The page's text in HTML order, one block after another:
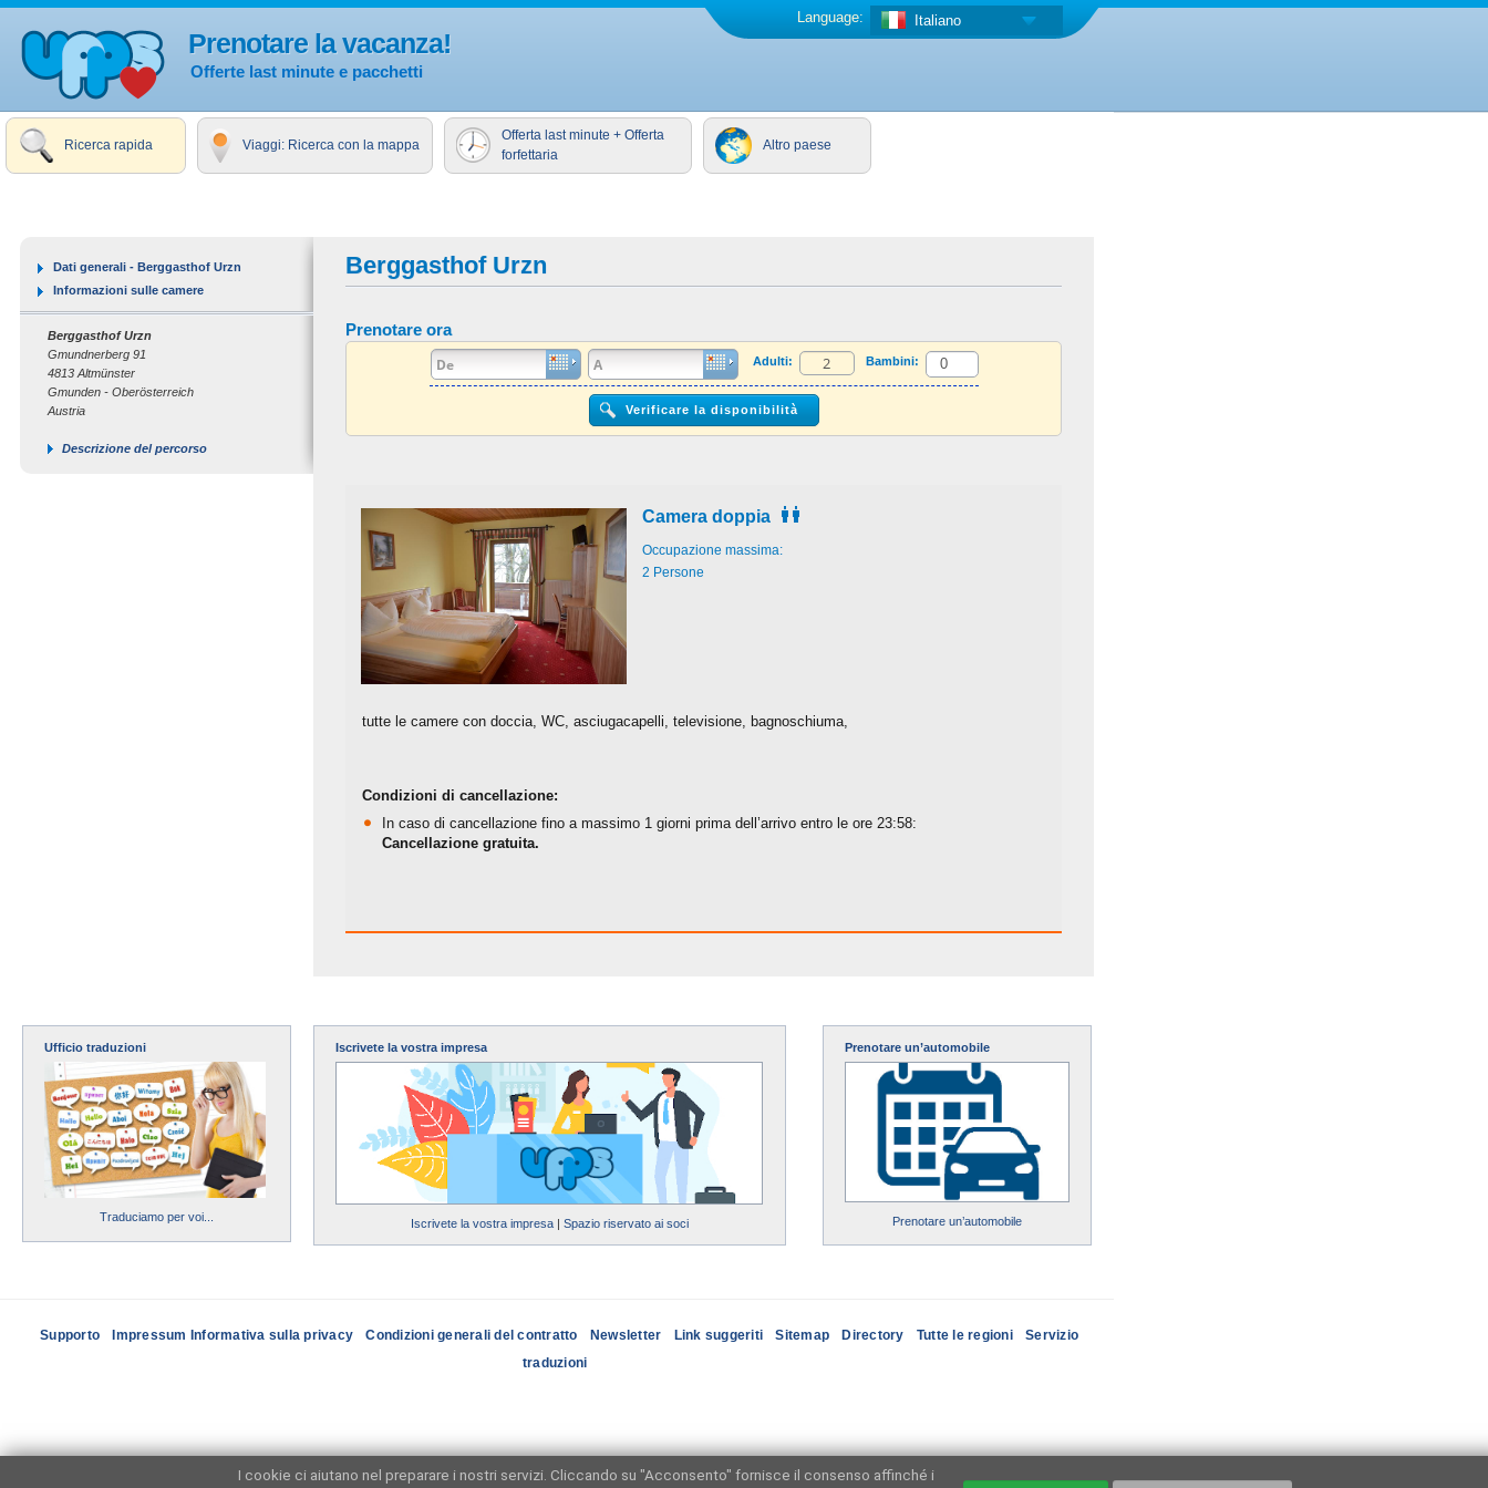
Prenotare la vacanza!
Offerte last minute e pacchetti
Italiano
Language:
Ricerca rapida Viaggi: Ricerca con la mappa
Offerta last minute + Offerta
forfettaria
Altro paese
Berggasthof Urzn
Prenotare ora
Adulti: Bambini:
Camera doppia
Occupazione massima:
2 Persone
tutte le camere con doccia, WC, asciugacapelli, televisione, bagnoschiuma,
Condizioni di cancellazione:
In caso di cancellazione fino a massimo 1 giorni prima dell’arrivo entro le ore 23:58:
Cancellazione gratuita.
Dati generali - Berggasthof Urzn
Informazioni sulle camere
Berggasthof Urzn
Gmundnerberg 91
4813 Altmünster
Gmunden - Oberösterreich
Austria
Descrizione del percorso
Ufficio traduzioni
Traduciamo per voi...
Iscrivete la vostra impresa
Iscrivete la vostra impresa| Spazio riservato ai soci
Prenotare un’automobile
Prenotare un’automobile
Supporto Impressum Informativa sulla privacy Condizioni generali del contratto Newsletter Link suggeriti Sitemap Directory Tutte le regioni
Servizio
traduzioni
I cookie ci aiutano nel preparare i nostri servizi. Cliccando su "Acconsento" fornisce il consenso affinché i